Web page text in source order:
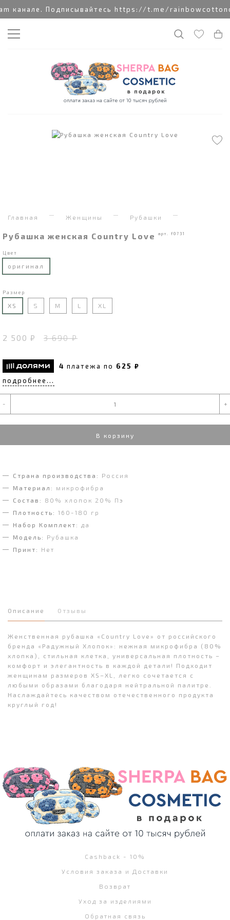
канале. Подписывайтесь https://t.me/
Главная Женщины Рубашки
Рубашка женская Сountry Love арт. f0731
Цвет
оригинал
Размер
XS S M L XL
2 500 ₽ 3 690 ₽
4 платежа по 625 ₽
подробнее...
- +
В корзину
Страна производства:
Россия
Материал:
микрофибра
Состав:
80% хлопок 20% Пэ
Плотность: 160-180 гр
Набор Комплект:
да
Модель:
Рубашка
Принт:
Нет
Описание Отзывы
Женственная рубашка «Country Love» от российского
бренда «Радужный Хлопок»: нежная микрофибра (80%
хлопка), стильная клетка, универсальная плотность –
комфорт и элегантность в каждой детали! Подходит
женщинам размеров XS–XL, легко сочетается с
любыми образами благодаря нейтральной палитре.
Наслаждайтесь качеством отечественного продукта
круглый год!
Cashback - 10%
Условия заказа и Доставки
Возврат
Уход за изделиями
Обратная связь